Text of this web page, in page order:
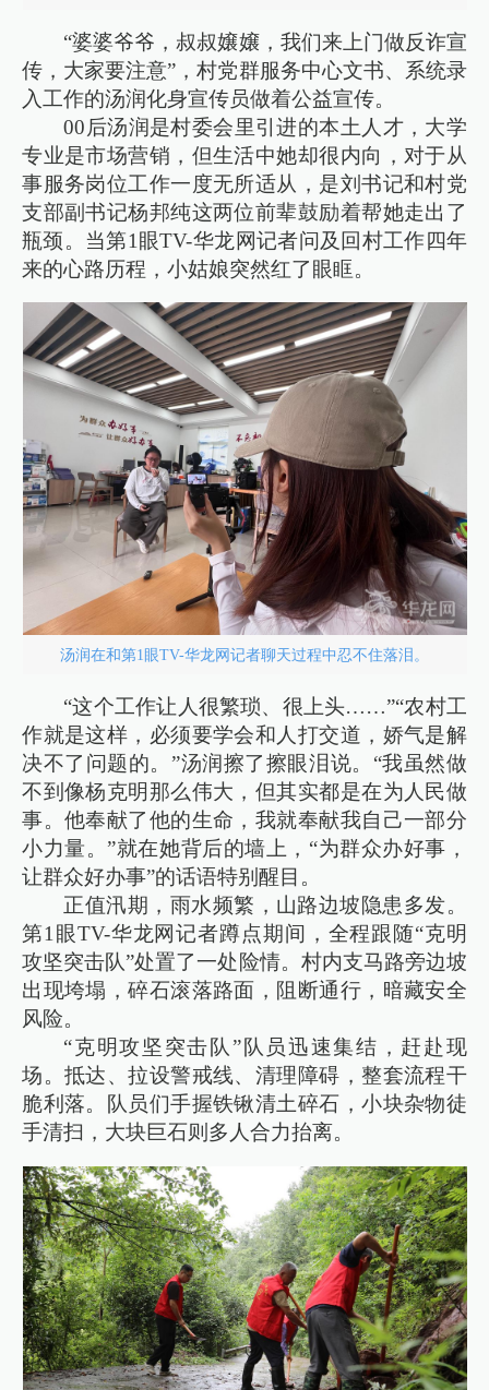
“婆婆爷爷，叔叔嬢嬢，我们来上门做反诈宣
传，大家要注意”，村党群服务中心文书、系统录
入工作的汤润化身宣传员做着公益宣传。
00后汤润是村委会里引进的本土人才，大学
专业是市场营销，但生活中她却很内向，对于从
事服务岗位工作一度无所适从，是刘书记和村党
支部副书记杨邦纯这两位前辈鼓励着帮她走出了
瓶颈。当第1眼TV-华龙网记者问及回村工作四年
来的心路历程，小姑娘突然红了眼眶。
汤润在和第1眼TV-华龙网记者聊天过程中忍不住落泪。
“这个工作让人很繁琐、很上头……”“农村工
作就是这样，必须要学会和人打交道，娇气是解
决不了问题的。”汤润擦了擦眼泪说。“我虽然做
不到像杨克明那么伟大，但其实都是在为人民做
事。他奉献了他的生命，我就奉献我自己一部分
小力量。”就在她背后的墙上，“为群众办好事，
让群众好办事”的话语特别醒目。
正值汛期，雨水频繁，山路边坡隐患多发。
第1眼TV-华龙网记者蹲点期间，全程跟随“克明
攻坚突击队”处置了一处险情。村内支马路旁边坡
出现垮塌，碎石滚落路面，阻断通行，暗藏安全
风险。
“克明攻坚突击队”队员迅速集结，赶赴现
场。抵达、拉设警戒线、清理障碍，整套流程干
脆利落。队员们手握铁锹清土碎石，小块杂物徒
手清扫，大块巨石则多人合力抬离。